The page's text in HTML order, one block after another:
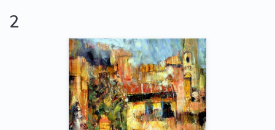
2